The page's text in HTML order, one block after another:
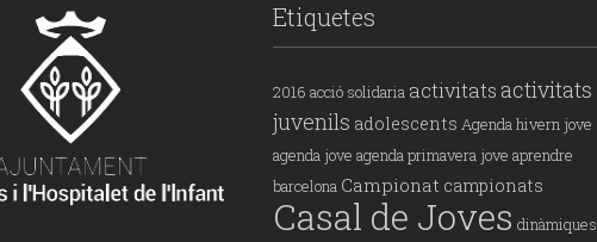
Etiquetes
2016 acció solidaria activitats activitats
juvenils adolescents Agenda hivern jove
agenda jove agenda primavera jove aprendre
barcelona Campionat campionats
Casal de Joves dinàmiques